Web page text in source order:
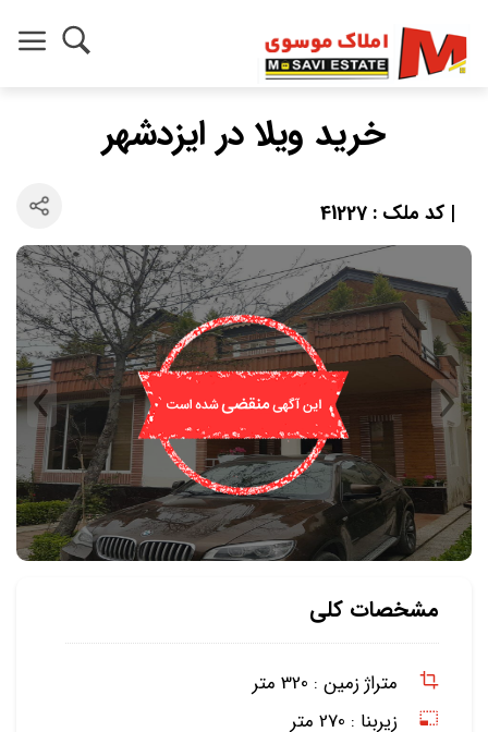
خرید ویلا در ایزدشهر
| کد ملک : 41227
مشخصات کلی
متراژ زمین : 320 متر
زیربنا : 270 متر